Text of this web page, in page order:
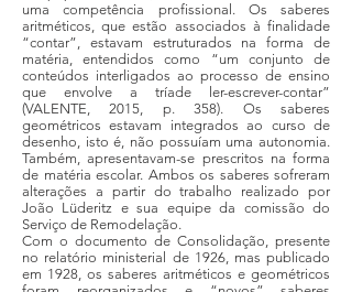
uma competência profissional. Os saberes
aritméticos, que estão associados à finalidade
“contar”, estavam estruturados na forma de
matéria, entendidos como “um conjunto de
conteúdos interligados ao processo de ensino
que envolve a tríade ler-escrever-contar”
(VALENTE, 2015, p. 358). Os saberes
geométricos estavam integrados ao curso de
desenho, isto é, não possuíam uma autonomia.
Também, apresentavam-se prescritos na forma
de matéria escolar. Ambos os saberes sofreram
alterações a partir do trabalho realizado por
João Lüderitz e sua equipe da comissão do
Serviço de Remodelação.
Com o documento de Consolidação, presente
no relatório ministerial de 1926, mas publicado
em 1928, os saberes aritméticos e geométricos